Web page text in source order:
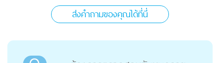
ส่งคำถามของคุณได้ที่นี่